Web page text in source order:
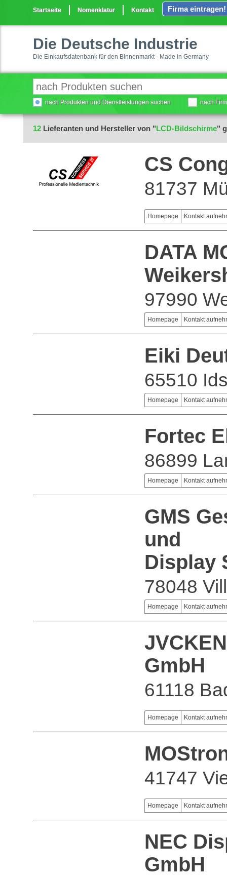
Startseite Nomenklatur Kontakt Firma eintragen!
Die Deutsche Industrie
Die Einkaufsdatenbank für den Binnenmarkt - Made in Germany
nach Produkten und Dienstleistungen suchen nach
12 Lieferanten und Hersteller von "LCD-Bildschirme"
CS
81737
Homepage Kontakt
DATA
97990
Homepage Kontakt
Eiki
65510
Homepage Kontakt
Fortec
86899
Homepage Kontakt
GMS
und
Display
78048
Homepage Kontakt
GmbH
61118
Homepage Kontakt
41747
Homepage Kontakt
NEC
GmbH